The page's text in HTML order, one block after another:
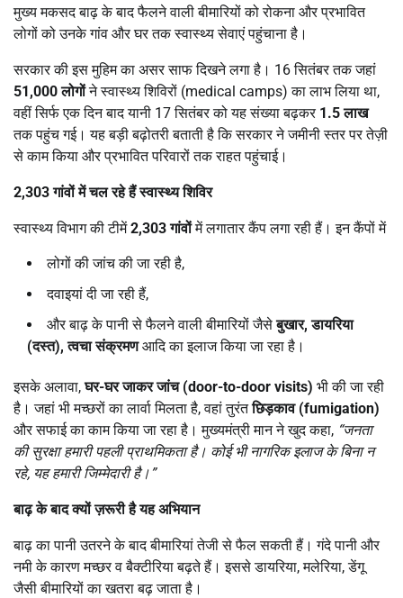
मुख्य मकसद बाढ़ के बाद फैलने वाली बीमारियों को रोकना और प्रभावित
लोगों को उनके गांव और घर तक स्वास्थ्य सेवाएं पहुंचाना है।
सरकार की इस मुहिम का असर साफ दिखने लगा है। 16 सितंबर तक जहां
51,000लोगोंने स्वास्थ्य शिविरों (medical camps) का लाभ लिया था,
वहीं सिर्फ एक दिन बाद यानी 17 सितंबर को यह संख्या बढ़कर 1.5लाख
तक पहुंच गई। यह बड़ी बढ़ोतरी बताती है कि सरकार ने जमीनी स्तर पर तेज़ी
से काम किया और प्रभावित परिवारों तक राहत पहुंचाई।
2,303गांवों में चल रहे हैं स्वास्थ्य शिविर
स्वास्थ्य विभाग की टीमें2,303गांवोंमें लगातार कैंप लगा रही हैं। इन कैंपों में
लोगों की जांच की जा रही है,
दवाइयां दी जा रही हैं,
और बाढ़ के पानी से फैलने वाली बीमारियों जैसेबुखार,डायरिया
(दस्त),त्वचा संक्रमणआदि का इलाज किया जा रहा है।
इसके अलावा,घर-घर जाकर जांच (door-to-door visits) भी की जा रही
है। जहां भी मच्छरों का लार्वा मिलता है, वहां तुरंतछिड़काव (fumigation)
और सफाई का काम किया जा रहा है। मुख्यमंत्री मान ने खुद कहा, “जनता
की सुरक्षा हमारी पहली प्राथमिकता है। कोई भी नागरिक इलाज के बिना न
रहे, यह हमारी जिम्मेदारी है।”
बाढ़ के बाद क्यों ज़रूरी है यह अभियान
बाढ़ का पानी उतरने के बाद बीमारियां तेजी से फैल सकती हैं। गंदे पानी और
नमी के कारण मच्छर व बैक्टीरिया बढ़ते हैं। इससे डायरिया, मलेरिया, डेंगू
जैसी बीमारियों का खतरा बढ़ जाता है।